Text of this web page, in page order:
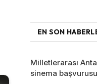
EN SON
Milletlerarası
sinema